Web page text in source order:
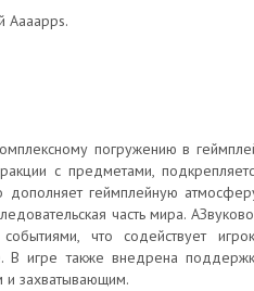
Aaaapps.
погружению в
с предметами,
геймплейную
часть мира.
что содействует
В игре также внедрена
и захватывающим.